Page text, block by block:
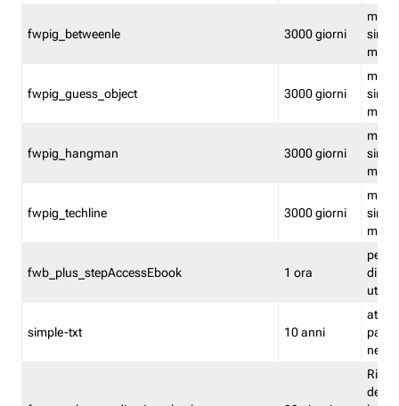
fwpig_betweenle 3000 giorni
fwpig_guess_object 3000 giorni
fwpig_hangman 3000 giorni
fwpig_techline 3000 giorni
fwb_plus_stepAccessEbook 1 ora
di un
simple-txt 10 anni
attiva